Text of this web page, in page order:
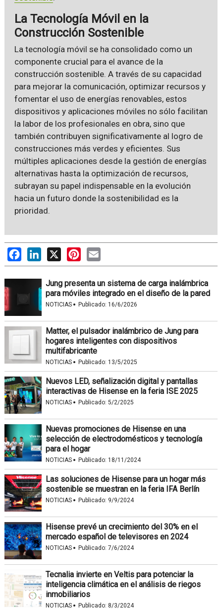
La Tecnología Móvil en la
Construcción Sostenible
La tecnología móvil se ha consolidado como un
componente crucial para el avance de la
construcción sostenible. A través de su capacidad
para mejorar la comunicación, optimizar recursos y
fomentar el uso de energías renovables, estos
dispositivos y aplicaciones móviles no sólo facilitan
la labor de los profesionales en obra, sino que
también contribuyen significativamente al logro de
construcciones más verdes y eficientes. Sus
múltiples aplicaciones desde la gestión de energías
alternativas hasta la optimización de recursos,
subrayan su papel indispensable en la evolución
hacia un futuro donde la sostenibilidad es la
prioridad.
FacebookLinkedIn
X PinterestEmail
Jung presenta un sistema de carga inalámbrica
para móviles integrado en el diseño de la pared
NOTICIAS · Publicado: 16/6/2026
Matter, el pulsador inalámbrico de Jung para
hogares inteligentes con dispositivos
multifabricante
NOTICIAS · Publicado: 13/5/2025
Nuevos LED, señalización digital y pantallas
interactivas de Hisense en la feria ISE 2025
NOTICIAS · Publicado: 5/2/2025
Nuevas promociones de Hisense en una
selección de electrodomésticos y tecnología
para el hogar
NOTICIAS · Publicado: 18/11/2024
Las soluciones de Hisense para un hogar más
sostenible se muestran en la feria IFA Berlín
NOTICIAS · Publicado: 9/9/2024
Hisense prevé un crecimiento del 30% en el
mercado español de televisores en 2024
NOTICIAS · Publicado: 7/6/2024
Tecnalia invierte en Veltis para potenciar la
inteligencia climática en el análisis de riegos
inmobiliarios
NOTICIAS Publicado: 8/3/2024